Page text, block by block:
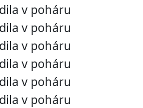
v poháru
v poháru
v poháru
v poháru
v poháru
v poháru